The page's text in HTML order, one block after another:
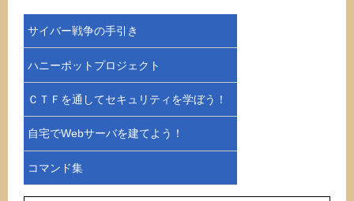
サイバー戦争の手引き
ハニーポットプロジェクト
ＣＴＦを通してセキュリティを学ぼう！
自宅でWebサーバを建てよう！
コマンド集